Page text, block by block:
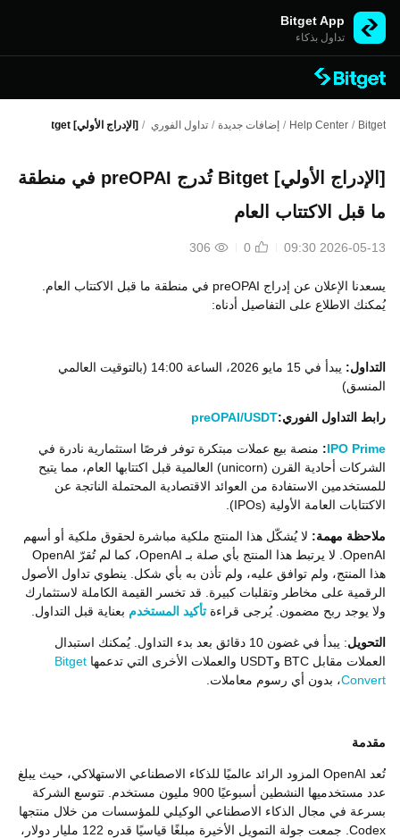
Bitget App
تداول بذكاء
Bitget
/
Help Center
/ إضافات جديدة / تداول الفوري / [الإدراج الأولي] Bitget تُدرج preOPAI في منطقة ما قبل الاكتتاب العام
[الإدراج الأولي] Bitget تُدرج preOPAI في منطقة
ما قبل الاكتتاب العام
2026-05-13 09:30
0
306
يسعدنا الإعلان عن إدراج preOPAI في منطقة ما قبل الاكتتاب العام.
يُمكنك الاطلاع على التفاصيل أدناه:
التداول:
يبدأ في 15 مايو 2026، الساعة 14:00 (بالتوقيت العالمي
المنسق)
رابط التداول الفوري:preOPAI/USDT
IPO Prime
: منصة بيع عملات مبتكرة توفر فرصًا استثمارية نادرة في
الشركات أحادية القرن (unicorn) العالمية قبل اكتتابها العام، مما يتيح
للمستخدمين الاستفادة من العوائد الاقتصادية المحتملة الناتجة عن
الاكتتابات العامة الأولية (IPOs).
ملاحظة مهمة: لا يُشكّل هذا المنتج ملكية مباشرة لحقوق ملكية أو أسهم
OpenAI. لا يرتبط هذا المنتج بأي صلة بـ OpenAI، كما لم تُقرّ OpenAI
هذا المنتج، ولم توافق عليه، ولم تأذن به بأي شكل. ينطوي تداول الأصول
الرقمية على مخاطر وتقلبات كبيرة. قد تخسر القيمة الكاملة لاستثمارك
ولا يوجد ربح مضمون. يُرجى قراءة تأكيد المستخدم بعناية قبل التداول.
التحويل
: يبدأ في غضون 10 دقائق بعد بدء التداول. يُمكنك استبدال
العملات مقابل BTC وUSDT والعملات الأخرى التي تدعمها
Bitget
Convert، بدون أي رسوم معاملات.
مقدمة
تُعد OpenAI المزود الرائد عالميًا للذكاء الاصطناعي الاستهلاكي، حيث يبلغ
عدد مستخدميها النشطين أسبوعيًا 900 مليون مستخدم. تتوسع الشركة
بسرعة في مجال الذكاء الاصطناعي الوكيلي للمؤسسات من خلال منتجها
Codex. جمعت جولة التمويل الأخيرة مبلغًا قياسيًا قدره 122 مليار دولار،